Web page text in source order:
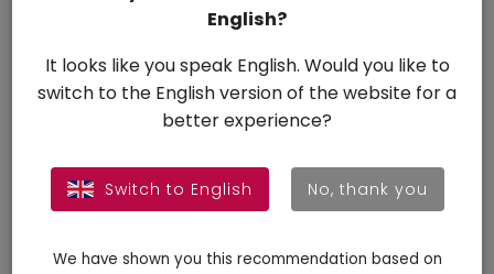
4 092 Ft 5 648 Ft
94,13 Ft / 1 db
English?
It looks like you speak English. Would you like to
switch to the English version of the website for a
better experience?
Switch to English No, thank you
We have shown you this recommendation based on